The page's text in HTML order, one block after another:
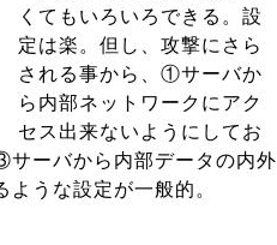
くてもいろいろできる。設
定は楽。但し、攻撃にさら
される事から、①サーバか
ら内部ネットワークにアク
セス出来ないようにしてお
ーバから内部データの内外
うな設定が一般的。